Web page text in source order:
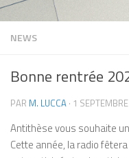
NEWS
Bonne rentrée
PAR M. LUCCA · 1
Antithèse vous souhaite
Cette année, la radio